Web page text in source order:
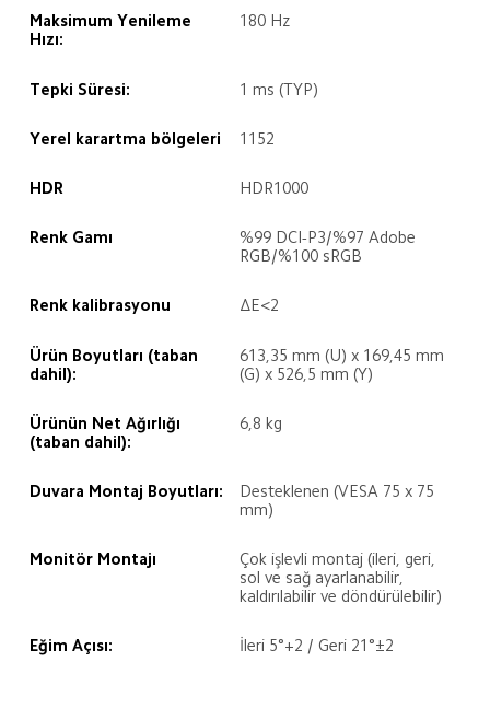
Maksimum Yenileme
Hızı:
180 Hz
Tepki Süresi: 1 ms (TYP)
Yerel karartma bölgeleri 1152
HDR HDR1000
Renk Gamı
%99 DCI-P3/%97 Adobe
RGB/%100 sRGB
Renk kalibrasyonu ΔE<2
Ürün Boyutları (taban
dahil):
613,35 mm (U) x 169,45 mm
(G) x 526,5 mm (Y)
Ürünün Net Ağırlığı
(taban dahil):
6,8 kg
Duvara Montaj Boyutları:
Desteklenen (VESA 75 x 75
mm)
Monitör Montajı
Çok işlevli montaj (ileri, geri,
sol ve sağ ayarlanabilir,
kaldırılabilir ve döndürülebilir)
Eğim Açısı: İleri 5°+2 / Geri 21°±2